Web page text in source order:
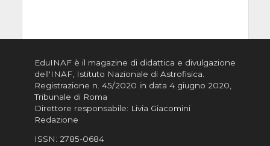
EduINAF è il magazine di didattica e divulgazione
dell'INAF, Istituto Nazionale di Astrofisica
Registrazione n. 45/2020 in data 4 giugno 2020,
Tribunale di Roma
Direttore responsabile: Livia Giacomini
Redazione
ISSN: 2785-0684